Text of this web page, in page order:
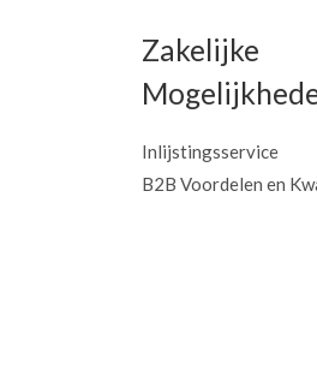
Zakelijke
Inlijstingsservice
B2B Voordelen en